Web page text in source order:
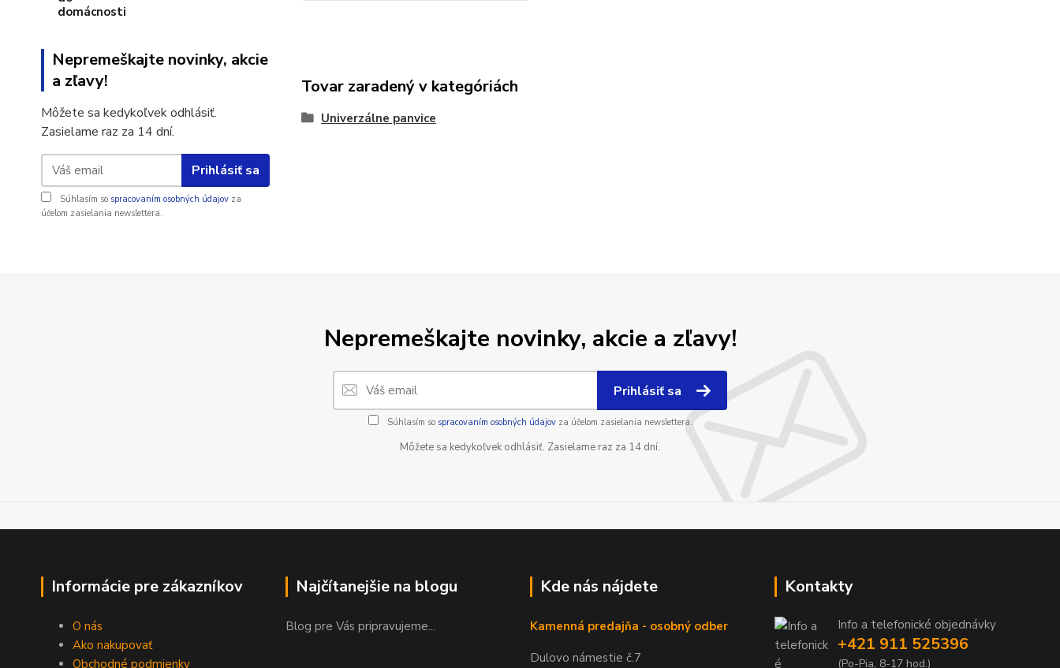
Nepremeškajte novinky, akcie
a zľavy!
Môžete sa kedykoľvek odhlásiť.
Zasielame raz za 14 dní.
Prihlásiť sa
Súhlasím so spracovaním osobných údajov za
účelom zasielania newslettera.
Tovar zaradený v kategóriách
Univerzálne panvice
Nepremeškajte novinky, akcie a zľavy!
Prihlásiť sa
Súhlasím so spracovaním osobných údajovza účelom zasielania newslettera.
Môžete sa kedykoľvek odhlásiť. Zasielame raz za 14 dní.
Informácie pre zákazníkov
O nás
Ako nakupovať
Obchodné podmienky
Najčítanejšie na blogu
Blog pre Vás pripravujeme...
Kde nás nájdete
Kamenná predajňa - osobný odber
Dulovo námestie č.7
Kontakty
Info a telefonické objednávky
+421 911 525396
(Po-Pia, 8-17 hod.)